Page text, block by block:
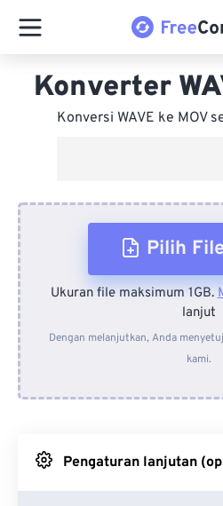
Konverter
Konversi WAVE ke MOV
Pilih
Dari
Dari
Ukuran file maksimum 1GB.
lanjut
Dengan melanjutkan, Anda
kami.
Pengaturan lanjutan